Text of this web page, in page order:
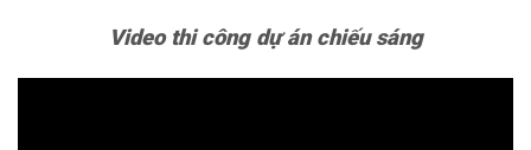
Video thi công dự án chiếu sáng